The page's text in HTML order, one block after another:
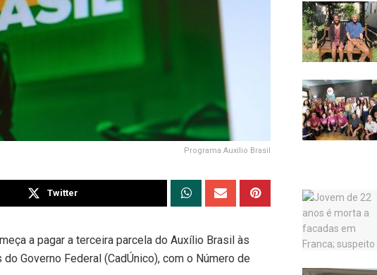
Programa Auxílio Brasil
Twitter
a pagar a terceira parcela do Auxílio Brasil às
Governo Federal (CadÚnico), com o Número de